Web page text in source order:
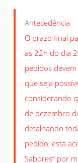
Antecedência
O prazo final
as 22h do dia
pedidos
que seja
considerando
de dezembro
detalhando
pedido, está
Sabores” por